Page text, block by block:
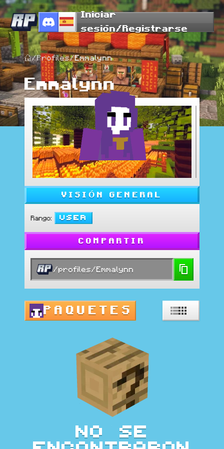
Iniciar
sesión/Registrarse
/Profiles/Emmalynn
Emmalynn
VISIÓN GENERAL
Rango: User
COMPARTIR
/profiles/Emmalynn
PAQUETES
No se